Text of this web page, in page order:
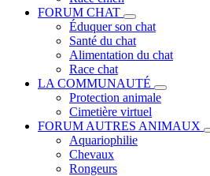
FORUM CHAT
Éduquer son chat
Santé du chat
Alimentation du chat
Race chat
LA COMMUNAUTÉ
Protection animale
Cimetière virtuel
FORUM AUTRES ANIMAUX
Aquariophilie
Chevaux
Rongeurs